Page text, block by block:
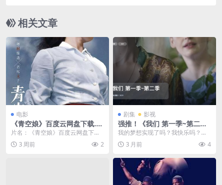
赫兰德主演。在一个广告牌上看到了自己的脸后，
一个普通男人开始了回顾自己一生的奇妙旅程📖｜
相关文章
电影
《青空娘》百度云网盘下载.阿
里云盘.日语中字.(1957)
片名：《青空娘》百度云网盘下载.
阿里云盘.日语中字.(1957) 分类：
电影 又...
3 周前 2
剧集 影视
强推！《我们 第一季~第二
季》 2021 中文字幕 未删减 限
时转存
我的梦想实现了吗？我快乐吗？这
部电视剧讲述了一个三十多岁的朋
友圈的生活和爱情 马...
3 月前 4